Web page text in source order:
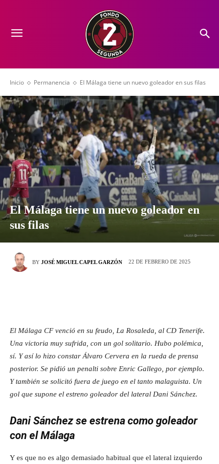
Inicio Permanencia El Málaga tiene un nuevo goleador en sus filas
El Málaga tiene un nuevo goleador en
sus filas
BY JOSÉ MIGUEL CAPEL GARZÓN 22 DE FEBRERO DE 2025
El Málaga CF venció en su feudo, La Rosaleda, al CD Tenerife.
Una victoria muy sufrida, con un gol solitario. Hubo polémica,
sí. Y así lo hizo constar Álvaro Cervera en la rueda de prensa
posterior. Se pidió un penalti sobre Enric Gallego, por ejemplo.
Y también se solicitó fuera de juego en el tanto malaguista. Un
gol que supone el estreno goleador del lateral Dani Sánchez.
Dani Sánchez se estrena como goleador
con el Málaga
Y es que no es algo demasiado habitual que el lateral izquierdo